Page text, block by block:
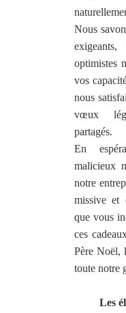
Nous
optimistes
vos
nous
vœux
partagés.
En
malicieux
notre
missive et
que vous
ces
Père Noël,
toute notre
Les